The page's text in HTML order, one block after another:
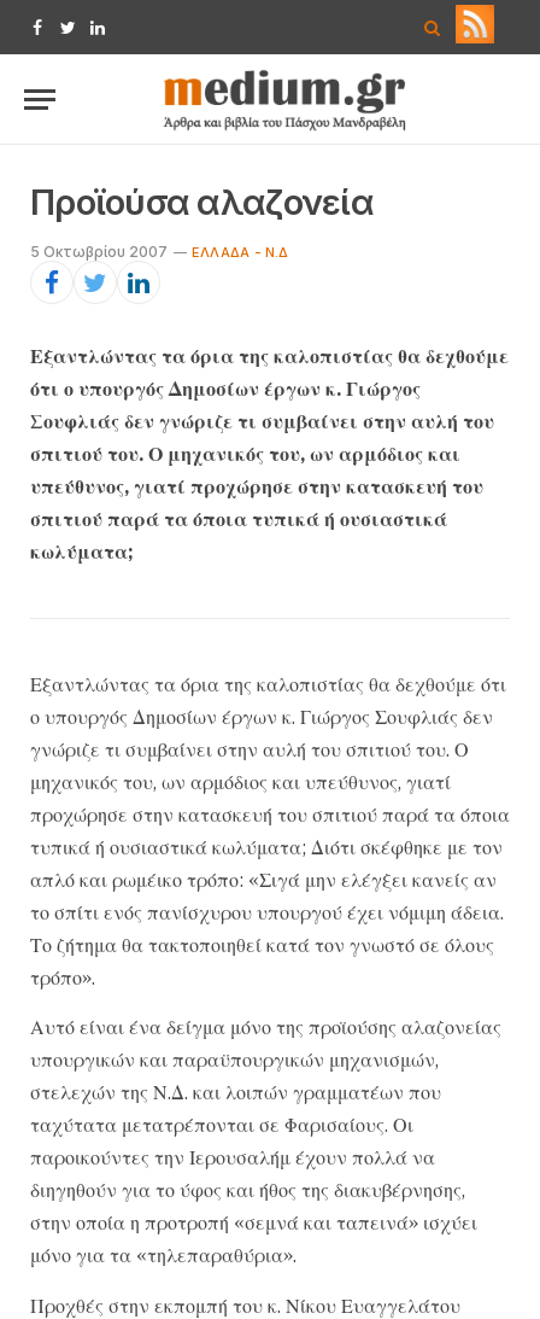
Facebook
TwitterLinkedIn
Προϊούσα αλαζονεία
5 Οκτωβρίου 2007 ΕΛΛΆΔΑ - Ν.Δ
Εξαντλώντας τα όρια της καλοπιστίας θα δεχθούμε
ότι ο υπουργός Δημοσίων έργων κ. Γιώργος
Σουφλιάς δεν γνώριζε τι συμβαίνει στην αυλή του
σπιτιού του. Ο μηχανικός του, ων αρμόδιος και
υπεύθυνος, γιατί προχώρησε στην κατασκευή του
σπιτιού παρά τα όποια τυπικά ή ουσιαστικά
κωλύματα;
Εξαντλώντας τα όρια της καλοπιστίας θα δεχθούμε ότι
ο υπουργός Δημοσίων έργων κ. Γιώργος Σουφλιάς δεν
γνώριζε τι συμβαίνει στην αυλή του σπιτιού του. Ο
μηχανικός του, ων αρμόδιος και υπεύθυνος, γιατί
προχώρησε στην κατασκευή του σπιτιού παρά τα όποια
τυπικά ή ουσιαστικά κωλύματα; Διότι σκέφθηκε με τον
απλό και ρωμέικο τρόπο: «Σιγά μην ελέγξει κανείς αν
το σπίτι ενός πανίσχυρου υπουργού έχει νόμιμη άδεια.
Το ζήτημα θα τακτοποιηθεί κατά τον γνωστό σε όλους
τρόπο».
Αυτό είναι ένα δείγμα μόνο της προϊούσης αλαζονείας
υπουργικών και παραϋπουργικών μηχανισμών,
στελεχών της Ν.Δ. και λοιπών γραμματέων που
ταχύτατα μετατρέπονται σε Φαρισαίους. Οι
παροικούντες την Ιερουσαλήμ έχουν πολλά να
διηγηθούν για το ύφος και ήθος της διακυβέρνησης,
στην οποία η προτροπή «σεμνά και ταπεινά» ισχύει
μόνο για τα «τηλεπαραθύρια».
Προχθές στην εκπομπή του κ. Νίκου Ευαγγελάτου